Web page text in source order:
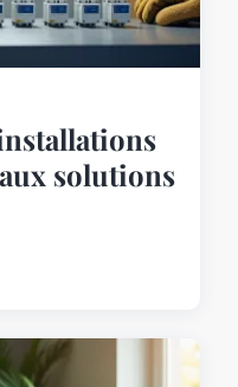
solutions